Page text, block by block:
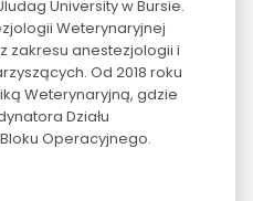
University w Bursie.
Weterynaryjnej
zakresu anestezjologii i
Od 2018 roku
Weterynaryjną, gdzie
Działu
Operacyjnego.